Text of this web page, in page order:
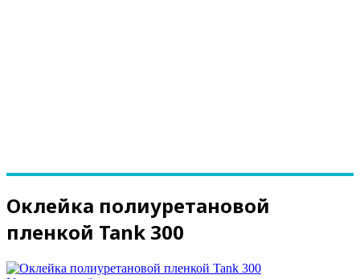
Оклейка полиуретановой
пленкой Tank 300